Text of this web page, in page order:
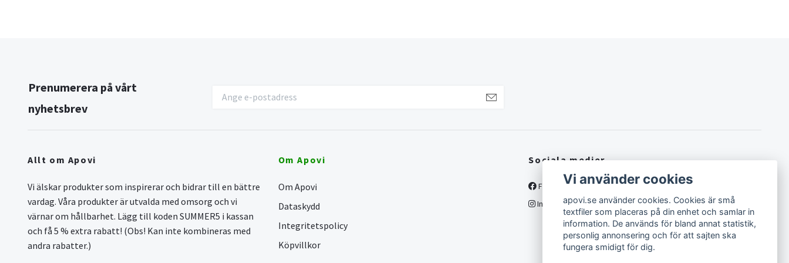
Prenumerera på vårt
nyhetsbrev
Allt om Apovi
Vi älskar produkter som inspirerar och bidrar till en bättre
vardag. Våra produkter är utvalda med omsorg och vi
värnar om hållbarhet. Lägg till koden SUMMER5 i kassan
och få 5 % extra rabatt! (Obs! Kan inte kombineras med
andra rabatter.)
Om Apovi
Om Apovi
Dataskydd
Integritetspolicy
Köpvillkor
Sociala medier
Facebook
Instagram
Vi använder cookies
apovi.se använder cookies. Cookies är små
textfiler som placeras på din enhet och samlar in
information. De används för bland annat statistik,
personlig annonsering och för att sajten ska
fungera smidigt för dig.